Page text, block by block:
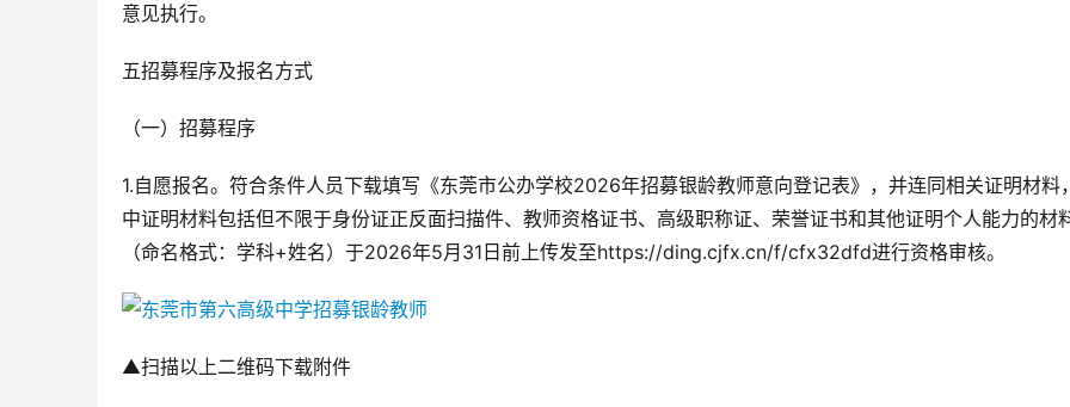
意见执行。
五招募程序及报名方式
（一）招募程序
1.自愿报名。符合条件人员下载填写《东莞市公办学校2026年招募银龄教师意向登记表》，并连同相关证明材料
中证明材料包括但不限于身份证正反面扫描件、教师资格证书、高级职称证、荣誉证书和其他证明个人能力的材
（命名格式：学科+姓名）于2026年5月31日前上传发至https://ding.cjfx.cn/f/cfx32dfd进行资格审核。
▲扫描以上二维码下载附件